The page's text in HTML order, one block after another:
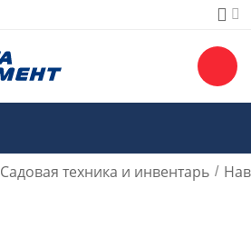
Садовая техника и инвентарь /